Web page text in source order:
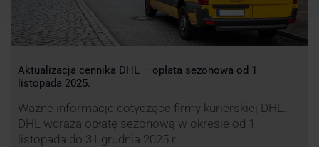
Aktualizacja cennika DHL – opłata sezonowa od 1
listopada 2025.
Ważne informacje dotyczące firmy kurierskiej DHL.
DHL wdraża opłatę sezonową w okresie od 1
listopada do 31 grudnia 2025 r.